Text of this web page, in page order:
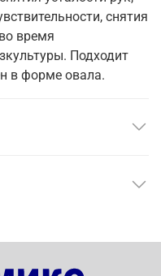
снятия
время
Подходит
в форме овала.